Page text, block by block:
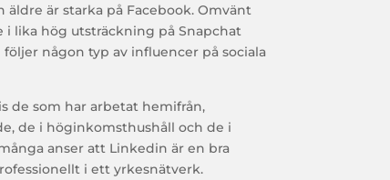
äldre är starka på Facebook. Omvänt
lika hög utsträckning på Snapchat
någon typ av influencer på sociala
de som har arbetat hemifrån,
de i höginkomsthushåll och de i
anser att Linkedin är en bra
i ett yrkesnätverk.